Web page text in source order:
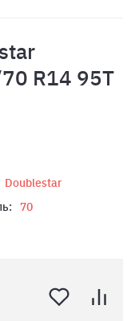
R14 95T
Doublestar
70